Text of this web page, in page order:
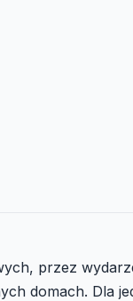
przez
domach. Dla